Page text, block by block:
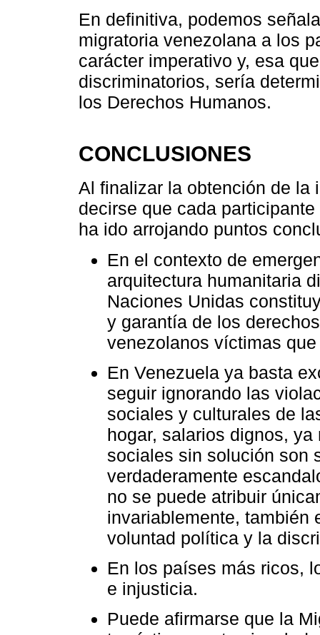
En definitiva, podemos
migratoria venezolana a los
carácter imperativo y, esa
discriminatorios, sería
los Derechos Humanos.
CONCLUSIONES
Al finalizar la obtención de la
decirse que cada
ha ido arrojando puntos
En el contexto de
arquitectura humanitaria
Naciones Unidas
y garantía de los
venezolanos víctimas
En Venezuela ya basta
seguir ignorando las
sociales y culturales de
hogar, salarios dignos,
sociales sin solución son
verdaderamente
no se puede atribuir
invariablemente, también
voluntad política y la
En los países más ricos,
e injusticia.
Puede afirmarse que la